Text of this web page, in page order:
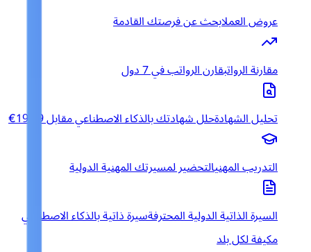
عروض العملابحث عن فرصتك القادمة
مقارنة الرواتبقارن الرواتب في 7 دول
تحليل الشهادةحلل شهادتك بالذكاء الاصطناعي مقابل 19.99€
التدريب المهنيالتحضير لمسيرتك المهنية الدولية
السيرة الذاتية الدولية المحترفةسيرة ذاتية بالذكاء الاصطناعي
مكيفة لكل بلد